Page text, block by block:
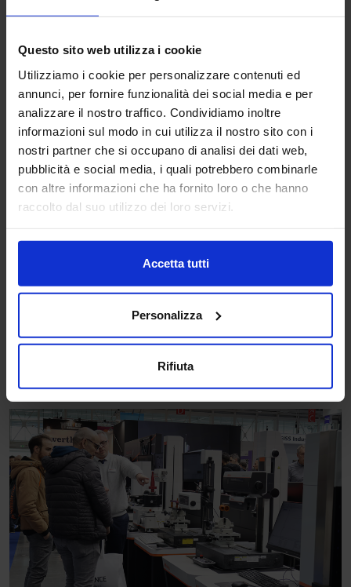
Questo sito web utilizza i cookie
Utilizziamo i cookie per personalizzare contenuti ed
annunci, per fornire funzionalità dei social media e per
analizzare il nostro traffico. Condividiamo inoltre
informazioni sul modo in cui utilizza il nostro sito con i
nostri partner che si occupano di analisi dei dati web,
pubblicità e social media, i quali potrebbero combinarle
con altre informazioni che ha fornito loro o che hanno
raccolto dal suo utilizzo dei loro servizi.
Accetta tutti
Personalizza
Rifiuta